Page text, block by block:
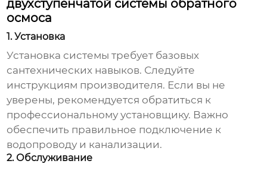
двухступенчатой системы обратного
осмоса
1. Установка
Установка системы требует базовых
сантехнических навыков. Следуйте
инструкциям производителя. Если вы не
уверены, рекомендуется обратиться к
профессиональному установщику. Важно
обеспечить правильное подключение к
водопроводу и канализации.
2. Обслуживание